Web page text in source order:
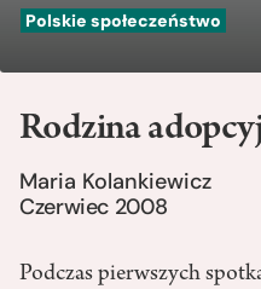
Polskie społeczeństwo
Rodzina
Maria Kolankiewicz
Czerwiec 2008
Podczas pierwszych